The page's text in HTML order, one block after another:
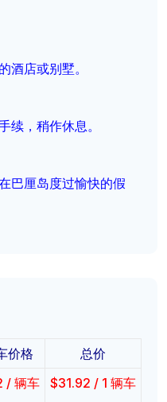
酒店或别墅。
续，稍作休息。
巴厘岛度过愉快的假
价格
总价
/ 辆车 $31.92 / 1 辆车